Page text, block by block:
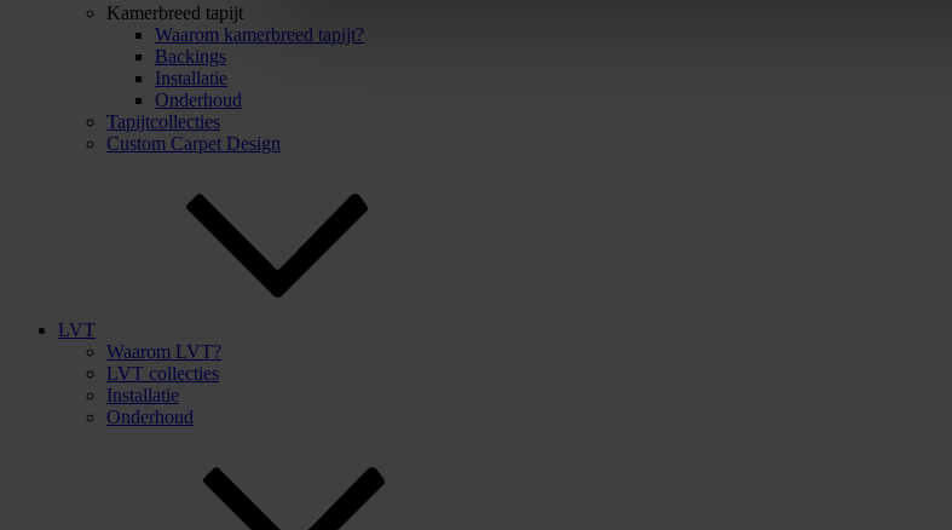
Kamerbreed tapijt
Waarom kamerbreed tapijt?
Backings
Installatie
Onderhoud
Tapijtcollecties
Custom Carpet Design
LVT
Waarom LVT?
LVT collecties
Installatie
Onderhoud